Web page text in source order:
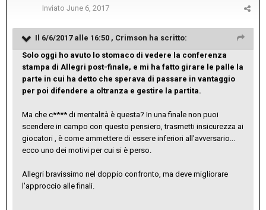
Inviato June 6, 2017
Il 6/6/2017 alle 16:50 , Crimson ha scritto:
Solo oggi ho avuto lo stomaco di vedere la conferenza
stampa di Allegri post-finale, e mi ha fatto girare le palle la
parte in cui ha detto che sperava di passare in vantaggio
per poi difendere a oltranza e gestire la partita.
Ma che c**** di mentalità è questa? In una finale non puoi
scendere in campo con questo pensiero, trasmetti insicurezza ai
giocatori , è come ammettere di essere inferiori all'avversario...
ecco uno dei motivi per cui si è perso.
Allegri bravissimo nel doppio confronto, ma deve migliorare
l'approccio alle finali.